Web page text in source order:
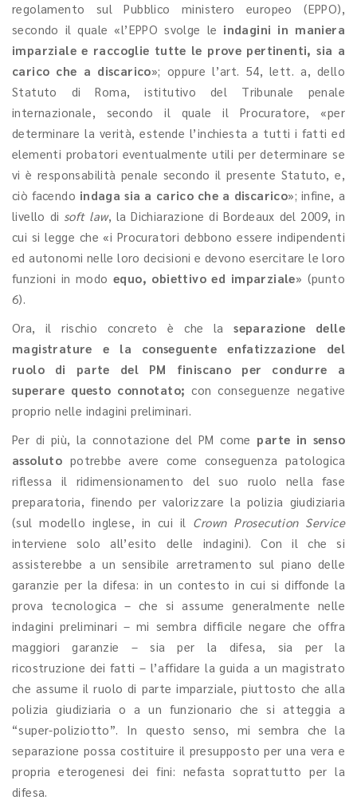
regolamento sul Pubblico ministero europeo (EPPO),
secondo il quale «l’EPPO svolge le indagini in maniera
imparziale e raccoglie tutte le prove pertinenti, sia a
carico che a discarico»; oppure l’art. 54, lett. a, dello
Statuto di Roma, istitutivo del Tribunale penale
internazionale, secondo il quale il Procuratore, «per
determinare la verità, estende l’inchiesta a tutti i fatti ed
elementi probatori eventualmente utili per determinare se
vi è responsabilità penale secondo il presente Statuto, e,
ciò facendo indaga sia a carico che a discarico»; infine, a
livello di soft law, la Dichiarazione di Bordeaux del 2009, in
cui si legge che «i Procuratori debbono essere indipendenti
ed autonomi nelle loro decisioni e devono esercitare le loro
funzioni in modo equo, obiettivo ed imparziale» (punto
6).
Ora, il rischio concreto è che laseparazione delle
magistrature e la conseguente enfatizzazione del
ruolo di parte del PM finiscano per condurre a
superare questo connotato;con conseguenze negative
proprio nelle indagini preliminari.
Per di più, la connotazione del PM come parte in senso
assoluto potrebbe avere come conseguenza patologica
riflessa il ridimensionamento del suo ruolo nella fase
preparatoria, finendo per valorizzare la polizia giudiziaria
(sul modello inglese, in cui il Crown Prosecution Service
interviene solo all’esito delle indagini). Con il che si
assisterebbe a un sensibile arretramento sul piano delle
garanzie per la difesa: in un contesto in cui si diffonde la
prova tecnologica – che si assume generalmente nelle
indagini preliminari – mi sembra difficile negare che offra
maggiori garanzie – sia per la difesa, sia per la
ricostruzione dei fatti – l’affidare la guida a un magistrato
che assume il ruolo di parte imparziale, piuttosto che alla
polizia giudiziaria o a un funzionario che si atteggia a
“super-poliziotto”. In questo senso, mi sembra che la
separazione possa costituire il presupposto per una vera e
propria eterogenesi dei fini: nefasta soprattutto per la
difesa.